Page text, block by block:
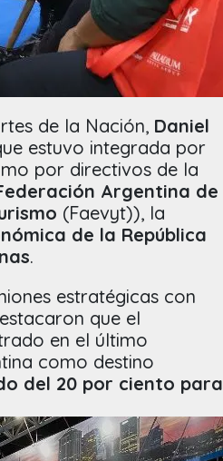
de la Nación, Daniel
estuvo integrada por
por directivos de la
Argentina de
(Faevyt)), la
de la República
.
estratégicas con
que el
en el último
como destino
del 20 por ciento para